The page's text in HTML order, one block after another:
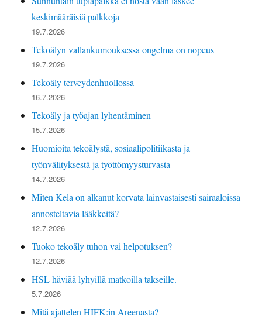
keskimääräisiä palkkoja
19.7.2026
Tekoälyn vallankumouksessa ongelma on nopeus
19.7.2026
Tekoäly terveydenhuollossa
16.7.2026
Tekoäly ja työajan lyhentäminen
15.7.2026
Huomioita tekoälystä, sosiaalipolitiikasta ja
työnvälityksestä ja työttömyysturvasta
14.7.2026
Miten Kela on alkanut korvata lainvastaisesti sairaaloissa
annosteltavia lääkkeitä?
12.7.2026
Tuoko tekoäly tuhon vai helpotuksen?
12.7.2026
HSL häviää lyhyillä matkoilla takseille.
5.7.2026
Mitä ajattelen HIFK:in Areenasta?